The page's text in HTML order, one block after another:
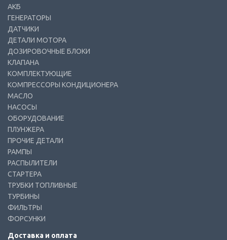
АКБ
ГЕНЕРАТОРЫ
ДАТЧИКИ
ДЕТАЛИ МОТОРА
ДОЗИРОВОЧНЫЕ БЛОКИ
КЛАПАНА
КОМПЛЕКТУЮЩИЕ
КОМПРЕССОРЫ КОНДИЦИОНЕРА
МАСЛО
НАСОСЫ
ОБОРУДОВАНИЕ
ПЛУНЖЕРА
ПРОЧИЕ ДЕТАЛИ
РАМПЫ
РАСПЫЛИТЕЛИ
СТАРТЕРА
ТРУБКИ ТОПЛИВНЫЕ
ТУРБИНЫ
ФИЛЬТРЫ
ФОРСУНКИ
Доставка и оплата